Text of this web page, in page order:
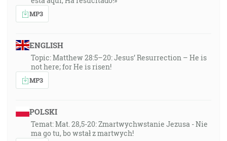
MP3
ENGLISH
Topic: Matthew 28:5–20: Jesus’ Resurrection – He is
not here; for He is risen!
MP3
POLSKI
Temat: Mat. 28,5-20: Zmartwychwstanie Jezusa - Nie
ma go tu, bo wstał z martwych!